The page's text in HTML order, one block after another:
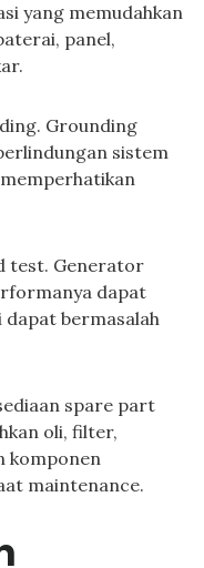
yang memudahkan
panel,
Grounding
sistem
test. Generator
dapat
bermasalah
spare part
oli, filter,
komponen
maintenance.